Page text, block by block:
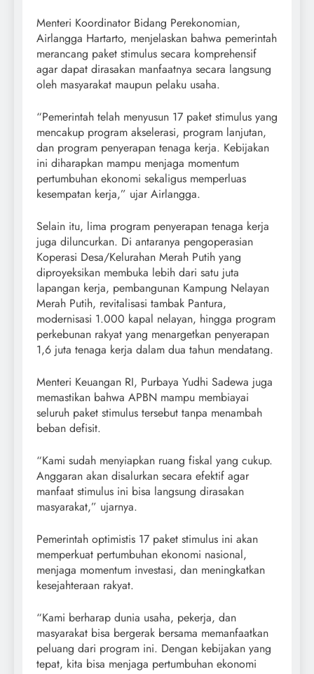
Menteri Koordinator Bidang Perekonomian,
Airlangga Hartarto, menjelaskan bahwa pemerintah
merancang paket stimulus secara komprehensif
agar dapat dirasakan manfaatnya secara langsung
oleh masyarakat maupun pelaku usaha.
“Pemerintah telah menyusun 17 paket stimulus yang
mencakup program akselerasi, program lanjutan,
dan program penyerapan tenaga kerja. Kebijakan
ini diharapkan mampu menjaga momentum
pertumbuhan ekonomi sekaligus memperluas
kesempatan kerja,” ujar Airlangga.
Selain itu, lima program penyerapan tenaga kerja
juga diluncurkan. Di antaranya pengoperasian
Koperasi Desa/Kelurahan Merah Putih yang
diproyeksikan membuka lebih dari satu juta
lapangan kerja, pembangunan Kampung Nelayan
Merah Putih, revitalisasi tambak Pantura,
modernisasi 1.000 kapal nelayan, hingga program
perkebunan rakyat yang menargetkan penyerapan
1,6 juta tenaga kerja dalam dua tahun mendatang.
Menteri Keuangan RI, Purbaya Yudhi Sadewa juga
memastikan bahwa APBN mampu membiayai
seluruh paket stimulus tersebut tanpa menambah
beban defisit.
“Kami sudah menyiapkan ruang fiskal yang cukup.
Anggaran akan disalurkan secara efektif agar
manfaat stimulus ini bisa langsung dirasakan
masyarakat,” ujarnya.
Pemerintah optimistis 17 paket stimulus ini akan
memperkuat pertumbuhan ekonomi nasional,
menjaga momentum investasi, dan meningkatkan
kesejahteraan rakyat.
“Kami berharap dunia usaha, pekerja, dan
masyarakat bisa bergerak bersama memanfaatkan
peluang dari program ini. Dengan kebijakan yang
tepat, kita bisa menjaga pertumbuhan ekonomi